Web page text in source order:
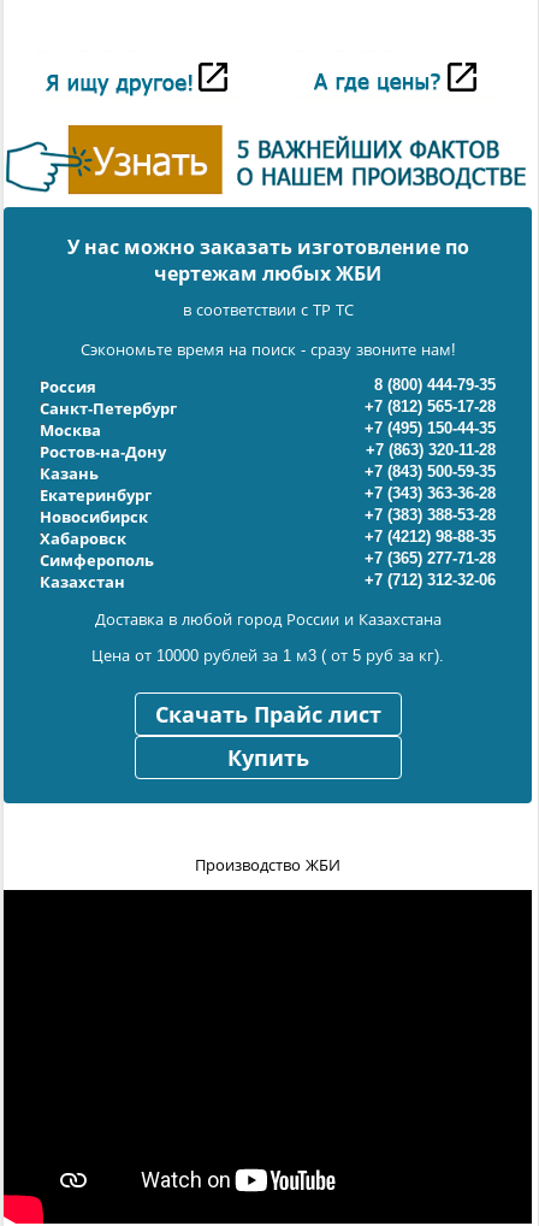
У нас можно заказать изготовление по
чертежам любых ЖБИ
в соответствии с ТР ТС
Сэкономьте время на поиск - сразу звоните нам!
Россия
8 (800) 444-79-35
Санкт-Петербург
+7 (812) 565-17-28
Москва
+7 (495) 150-44-35
Ростов-на-Дону
+7 (863) 320-11-28
Казань
+7 (843) 500-59-35
Екатеринбург
+7 (343) 363-36-28
Новосибирск
+7 (383) 388-53-28
Хабаровск
+7 (4212) 98-88-35
Симферополь
+7 (365) 277-71-28
Казахстан
+7 (712) 312-32-06
Доставка в любой город России и Казахстана
Цена от 10000 рублей за 1 м3 ( от 5 руб за кг).
Скачать Прайс лист
Купить
Производство ЖБИ